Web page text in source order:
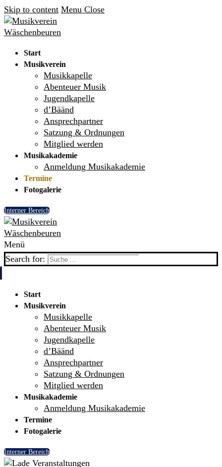
Skip to content Menu Close
Start
Musikverein
Musikkapelle
Abenteuer Musik
Jugendkapelle
d’Bäänd
Ansprechpartner
Satzung & Ordnungen
Mitglied werden
Musikakademie
Anmeldung Musikakademie
Termine
Fotogalerie
Interner Bereich
Menü
Search for:
Start
Musikverein
Musikkapelle
Abenteuer Musik
Jugendkapelle
d’Bäänd
Ansprechpartner
Satzung & Ordnungen
Mitglied werden
Musikakademie
Anmeldung Musikakademie
Termine
Fotogalerie
Interner Bereich